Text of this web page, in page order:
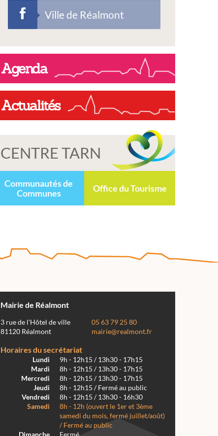
Ville de Réalmont
Agenda
Actualités
CENTRE TARN
Communautés de
Communes
Office du Tourisme
Mairie de Réalmont
3 rue de l'Hôtel de ville
81120 Réalmont
05 63 79 25 80
mairie@realmont.fr
Horaires du secrétariat
Lundi
9h - 12h15 / 13h30 - 17h15
Mardi
8h - 12h15 / 13h30 - 17h15
Mercredi
8h - 12h15 / 13h30 - 17h15
Jeudi
8h - 12h15 / Fermé au public
Vendredi
8h - 12h15 / 13h30 - 16h30
Samedi
8h - 12h (ouvert le 1er et 3ème
samedi du mois, fermé juillet/août)
/ Fermé au public
Dimanche
Fermé